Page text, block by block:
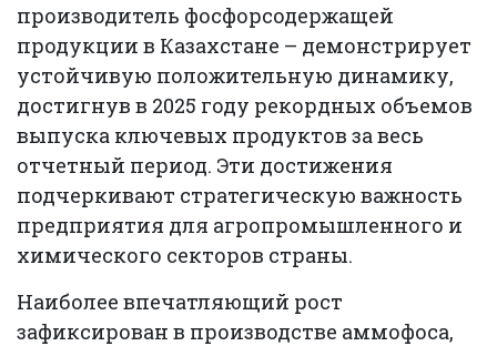
производитель фосфорсодержащей
продукции в Казахстане – демонстрирует
устойчивую положительную динамику,
достигнув в 2025 году рекордных объемов
выпуска ключевых продуктов за весь
отчетный период. Эти достижения
подчеркивают стратегическую важность
предприятия для агропромышленного и
химического секторов страны.
Наиболее впечатляющий рост
зафиксирован в производстве аммофоса,